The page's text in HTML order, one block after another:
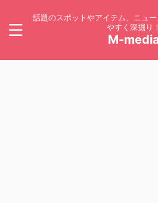
話題のスポットやアイテム、ニュ
やすく深掘り！
M-